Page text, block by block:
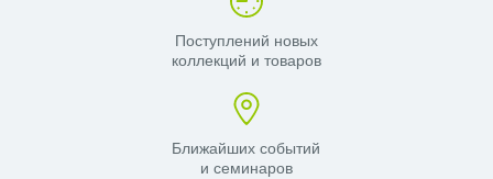
Поступлений новых
коллекций и товаров
Ближайших событий
и семинаров